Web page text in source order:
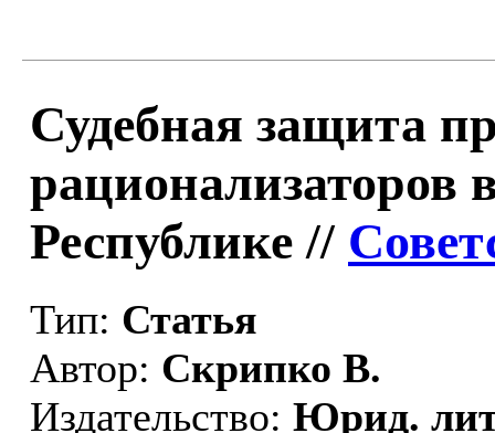
Судебная защита
рационализаторов
Республике //
Тип: Статья
Автор: Скрипко В.
Издательство: Юрид.